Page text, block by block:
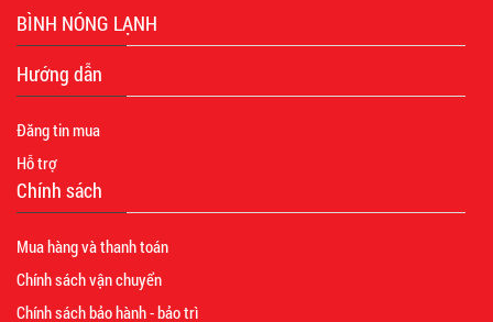
BÌNH NÓNG LẠNH
Hướng dẫn
Đăng tin mua
Hỗ trợ
Chính sách
Mua hàng và thanh toán
Chính sách vận chuyển
Chính sách bảo hành - bảo trì